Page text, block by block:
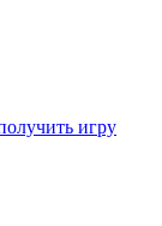
игру